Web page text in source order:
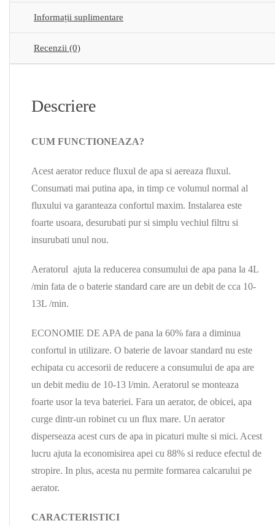
Informații suplimentare
Recenzii (0)
Descriere
CUM FUNCTIONEAZA?
Acest aerator reduce fluxul de apa si aereaza fluxul.
Consumati mai putina apa, in timp ce volumul normal al
fluxului va garanteaza confortul maxim. Instalarea este
foarte usoara, desurubati pur si simplu vechiul filtru si
insurubati unul nou.
Aeratorul ajuta la reducerea consumului de apa pana la 4L
/min fata de o baterie standard care are un debit de cca 10-
13L /min.
ECONOMIE DE APA de pana la 60% fara a diminua
confortul in utilizare. O baterie de lavoar standard nu este
echipata cu accesorii de reducere a consumului de apa are
un debit mediu de 10-13 l/min. Aeratorul se monteaza
foarte usor la teva bateriei. Fara un aerator, de obicei, apa
curge dintr-un robinet cu un flux mare. Un aerator
disperseaza acest curs de apa in picaturi multe si mici. Acest
lucru ajuta la economisirea apei cu 88% si reduce efectul de
stropire. In plus, acesta nu permite formarea calcarului pe
aerator.
CARACTERISTICI